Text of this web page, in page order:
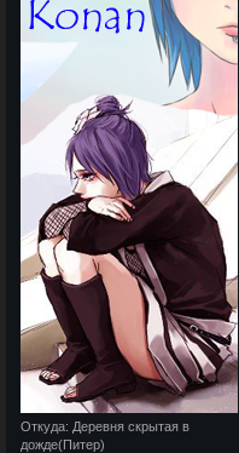
Откуда: Деревня скрытая в
дожде(Питер)